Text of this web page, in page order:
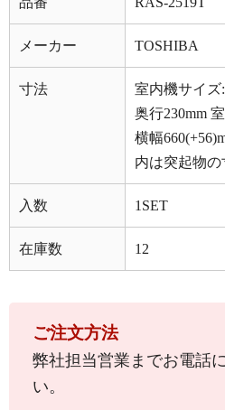
メーカー TOSHIBA
寸法
室内機サイズ
奥行230mm室
横幅
内は突起物の
入数 1SET
在庫数 12
ご注文方法
弊社担当営業までお電話
い。